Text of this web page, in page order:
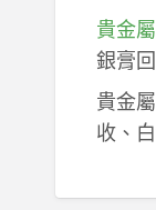
貴金
銀膏
貴金
收、